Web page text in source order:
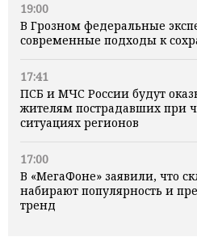
19:00
В Грозном федеральные
современные подходы к
17:41
ПСБ и МЧС России будут
жителям пострадавших при
ситуациях регионов
17:00
В «МегаФоне» заявили, что
набирают популярность и
тренд